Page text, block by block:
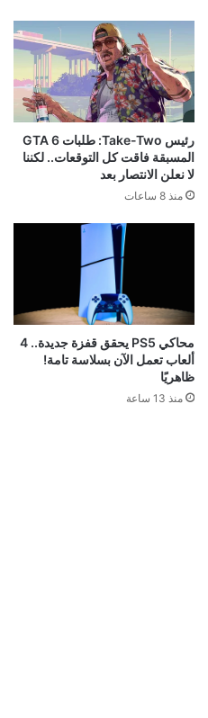
رئيس Take-Two: طلبات GTA 6
المسبقة فاقت كل التوقعات.. لكننا
لا نعلن الانتصار بعد
منذ 8 ساعات
محاكي PS5 يحقق قفزة جديدة.. 4
ألعاب تعمل الآن بسلاسة تامة!
ظاهريًا
منذ 13 ساعة